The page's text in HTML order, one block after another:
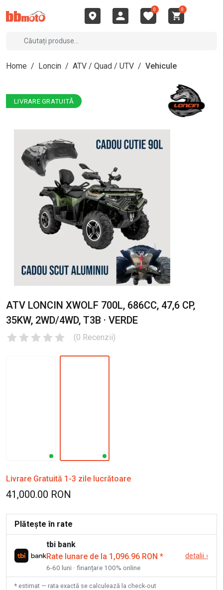
0 0
Home / Loncin / ATV / Quad / UTV / Vehicule
LIVRARE GRATUITĂ
ATV LONCIN XWOLF 700L, 686CC, 47,6 CP,
35KW, 2WD/4WD, T3B · VERDE
(0 Recenzii)
Livrare Gratuită 1-3 zile lucrătoare
41,000.00 RON
Plătește în rate
tbi bank
Rate lunare de la 1,096.96 RON *
6-60 luni · finanțare 100% online
detalii ›
* estimat — rata exactă se calculează la check-out